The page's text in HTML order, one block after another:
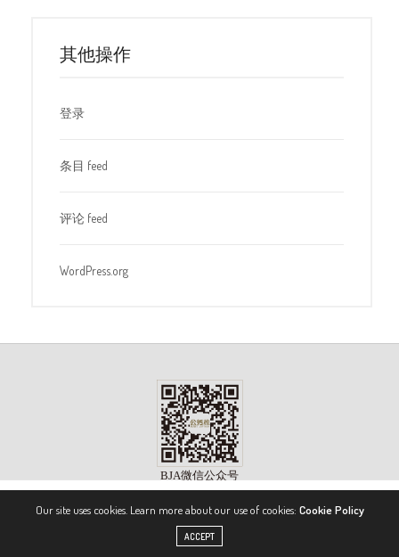
其他操作
登录
条目 feed
评论 feed
WordPress.org
版权所有 ©2023, 《公务机》杂志（BIZJET ADVISOR MAGAZINE）. 保留所有权利。
Our site uses cookies. Learn more about our use of cookies: Cookie Policy
ACCEPT